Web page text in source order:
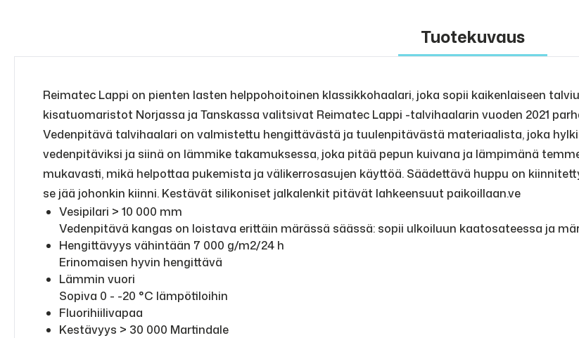
Tuotekuvaus
Reimatec Lappi on pienten lasten helppohoitoinen klassikkohaalari, joka sopii kaikenlaiseen
kisatuomaristot Norjassa ja Tanskassa valitsivat Reimatec Lappi -talvihaalarin vuoden 2021
Vedenpitävä talvihaalari on valmistettu hengittävästä ja tuulenpitävästä materiaalista, joka
vedenpitäviksi ja siinä on lämmike takamuksessa, joka pitää pepun kuivana ja lämpimänä
mukavasti, mikä helpottaa pukemista ja välikerrosasujen käyttöä. Säädettävä huppu on
se jää johonkin kiinni. Kestävät silikoniset jalkalenkit pitävät lahkeensuut paikoillaan.ve
Vesipilari > 10 000 mm
Vedenpitävä kangas on loistava erittäin märässä säässä: sopii ulkoiluun kaatosateessa ja
Hengittävyys vähintään 7 000 g/m2/24 h
Erinomaisen hyvin hengittävä
Lämmin vuori
Sopiva 0 - -20 °C lämpötiloihin
Fluorihiilivapaa
Kestävyys > 30 000 Martindale